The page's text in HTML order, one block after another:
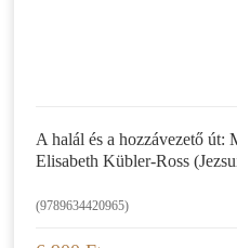
A halál és a hozzávezető út:
Elisabeth Kübler-Ross
(9789634420965)